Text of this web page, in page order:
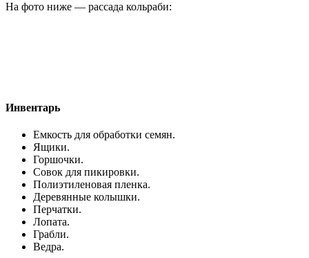
На фото ниже — рассада кольраби:
Инвентарь
Емкость для обработки семян.
Ящики.
Горшочки.
Совок для пикировки.
Полиэтиленовая пленка.
Деревянные колышки.
Перчатки.
Лопата.
Грабли.
Ведра.